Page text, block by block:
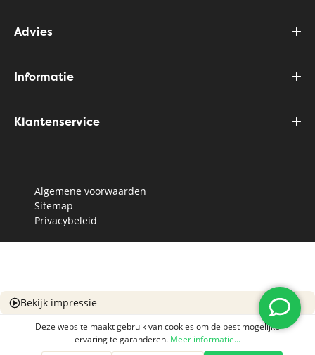
Advies
Informatie
Klantenservice
Algemene voorwaarden
Sitemap
Privacybeleid
Bekijk impressie
Deze website maakt gebruik van cookies om de best mogelijke
ervaring te garanderen. Meer informatie...